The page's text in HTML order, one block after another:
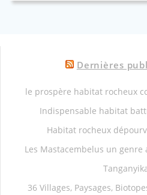
Dernières
le prospère habitat rocheux
Indispensable habitat
Habitat rocheux
Les Mastacembelus un
36 Villages, Paysages,